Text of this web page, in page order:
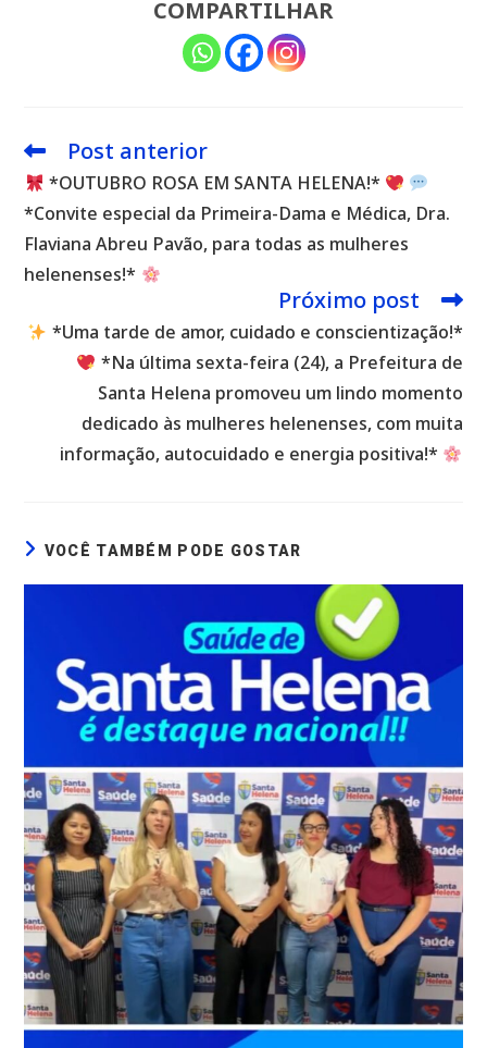
COMPARTILHAR
Leia
artigos
Post anterior
*OUTUBRO ROSA EM SANTA HELENA!*
*Convite especial da Primeira-Dama e Médica, Dra.
Flaviana Abreu Pavão, para todas as mulheres
helenenses!*
Próximo post
*Uma tarde de amor, cuidado e conscientização!*
*Na última sexta-feira (24), a Prefeitura de
Santa Helena promoveu um lindo momento
dedicado às mulheres helenenses, com muita
informação, autocuidado e energia positiva!*
VOCÊ TAMBÉM PODE GOSTAR